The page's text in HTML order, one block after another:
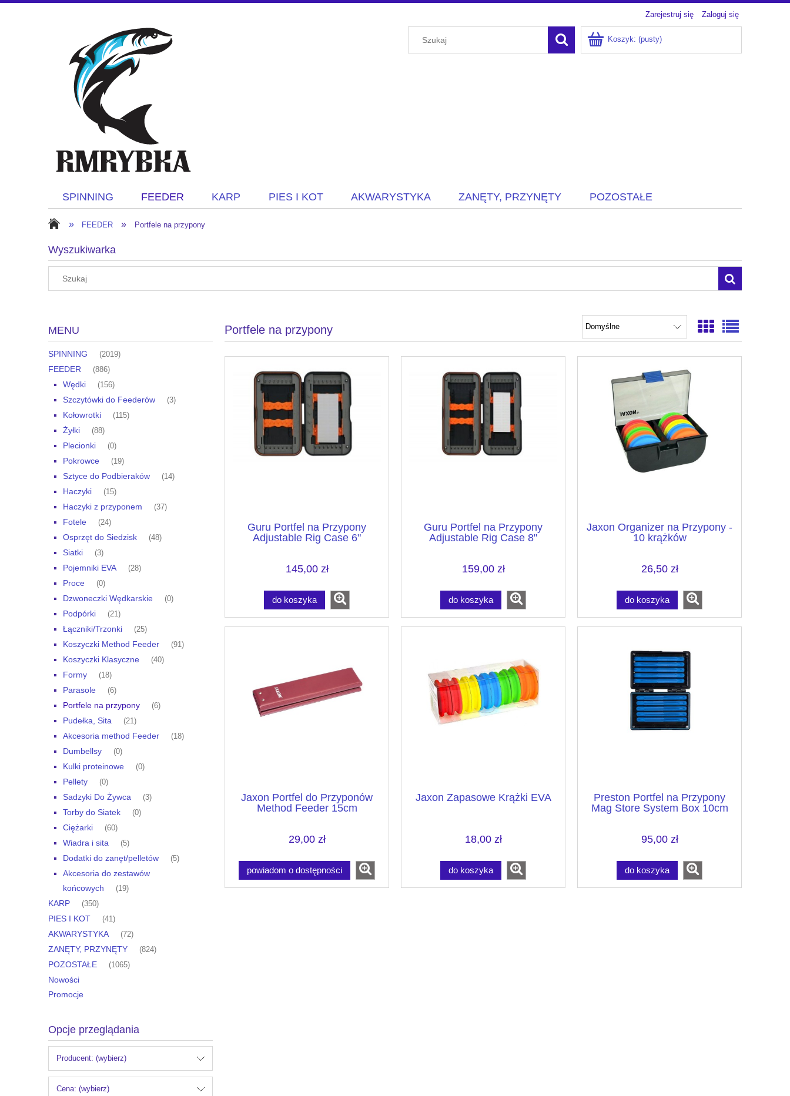
Zarejestruj się Zaloguj się
Koszyk: (pusty)
SPINNING FEEDER KARP PIES I KOT AKWARYSTYKA ZANĘTY, PRZYNĘTY POZOSTAŁE
» FEEDER » Portfele na przypony
Wyszukiwarka
MENU
SPINNING (2019)
FEEDER (886)
Wędki (156)
Szczytówki do Feederów (3)
Kołowrotki (115)
Żyłki (88)
Plecionki (0)
Pokrowce (19)
Sztyce do Podbieraków (14)
Haczyki (15)
Haczyki z przyponem (37)
Fotele (24)
Osprzęt do Siedzisk (48)
Siatki (3)
Pojemniki EVA (28)
Proce (0)
Dzwoneczki Wędkarskie (0)
Podpórki (21)
Łączniki/Trzonki (25)
Koszyczki Method Feeder (91)
Koszyczki Klasyczne (40)
Formy (18)
Parasole (6)
Portfele na przypony (6)
Pudełka, Sita (21)
Akcesoria method Feeder (18)
Dumbellsy (0)
Kulki proteinowe (0)
Pellety (0)
Sadzyki Do Żywca (3)
Torby do Siatek (0)
Ciężarki (60)
Wiadra i sita (5)
Dodatki do zanęt/pelletów (5)
Akcesoria do zestawów
końcowych
(19)
KARP (350)
PIES I KOT (41)
AKWARYSTYKA (72)
ZANĘTY, PRZYNĘTY (824)
POZOSTAŁE (1065)
Nowości
Promocje
Opcje przeglądania
Producent: (wybierz)
Cena: (wybierz)
Portfele na przypony
Guru Portfel na Przypony
Adjustable Rig Case 6"
145,00 zł
do koszyka
Guru Portfel na Przypony
Adjustable Rig Case 8"
159,00 zł
do koszyka
Jaxon Organizer na Przypony -
10 krążków
26,50 zł
do koszyka
Jaxon Portfel do Przyponów
Method Feeder 15cm
29,00 zł
powiadom o dostępności
Jaxon Zapasowe Krążki EVA
18,00 zł
do koszyka
Preston Portfel na Przypony
Mag Store System Box 10cm
95,00 zł
do koszyka